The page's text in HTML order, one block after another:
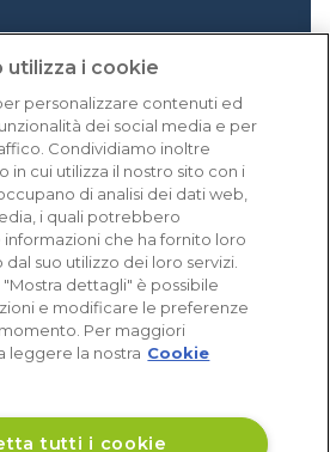
i cookie
personalizzare contenuti ed
dei social media e per
Condividiamo inoltre
in cui utilizza il nostro sito con i
di analisi dei dati web,
i quali potrebbero
che ha fornito loro
suo utilizzo dei loro servizi.
dettagli" è possibile
e modificare le preferenze
Per maggiori
leggere la nostra Cookie
tutti i cookie